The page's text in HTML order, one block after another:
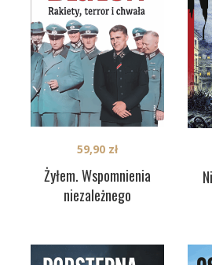
Żyłem. Wspomnienia
niezależnego
59,90 zł